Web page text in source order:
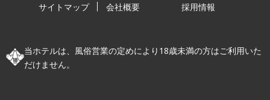
サイトマップ 会社概要 採用情報
当ホテルは、風俗営業の定めにより18歳未満の方はご利用いた
だけません。